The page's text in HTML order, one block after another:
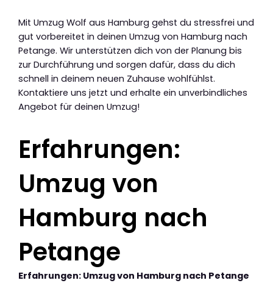
Mit Umzug Wolf aus Hamburg gehst du stressfrei und
gut vorbereitet in deinen Umzug von Hamburg nach
Petange. Wir unterstützen dich von der Planung bis
zur Durchführung und sorgen dafür, dass du dich
schnell in deinem neuen Zuhause wohlfühlst.
Kontaktiere uns jetzt und erhalte ein unverbindliches
Angebot für deinen Umzug!
Erfahrungen:
Umzug von
Hamburg nach
Petange
Erfahrungen: Umzug von Hamburg nach Petange